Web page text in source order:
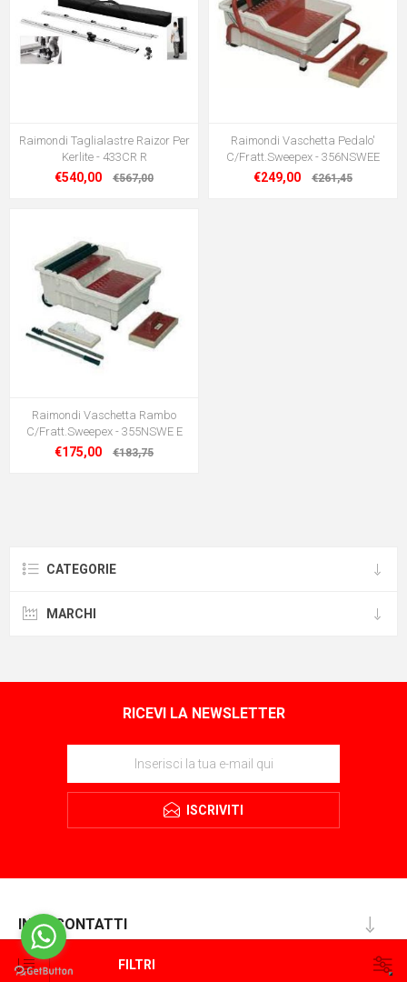
FILTRI
Raimondi Taglialastre Raizor Per
Kerlite - 433CR R
€540,00 €567,00
Raimondi Vaschetta Pedalo'
C/Fratt.Sweepex - 356NSWEE
€249,00 €261,45
Raimondi Vaschetta Rambo
C/Fratt.Sweepex - 355NSWE E
€175,00 €183,75
CATEGORIE
MARCHI
RICEVI LA NEWSLETTER
ISCRIVITI
INFO CONTATTI
INFORMAZIONE